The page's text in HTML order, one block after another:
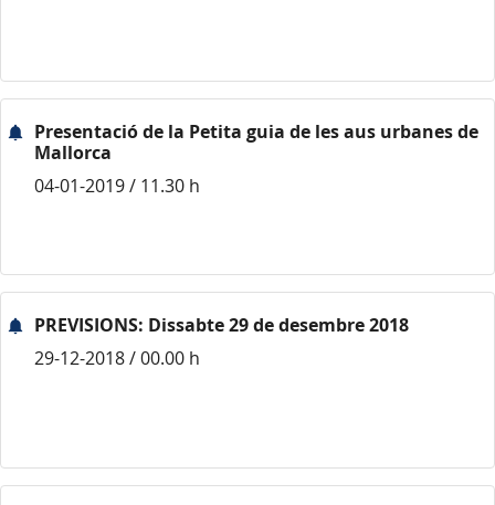
Presentació de la Petita guia de les aus urbanes de
Mallorca
04-01-2019 / 11.30 h
PREVISIONS: Dissabte 29 de desembre 2018
29-12-2018 / 00.00 h